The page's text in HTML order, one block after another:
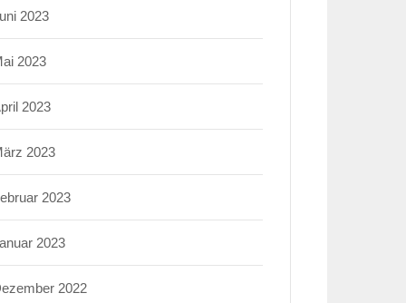
2023
2023
2023
2023
2023
2023
2022